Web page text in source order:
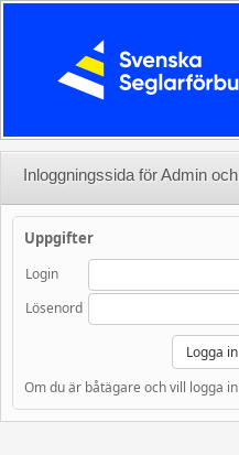
Inloggningssida för Admin
Uppgifter
Login
Lösenord
Om du är båtägare och vill logga